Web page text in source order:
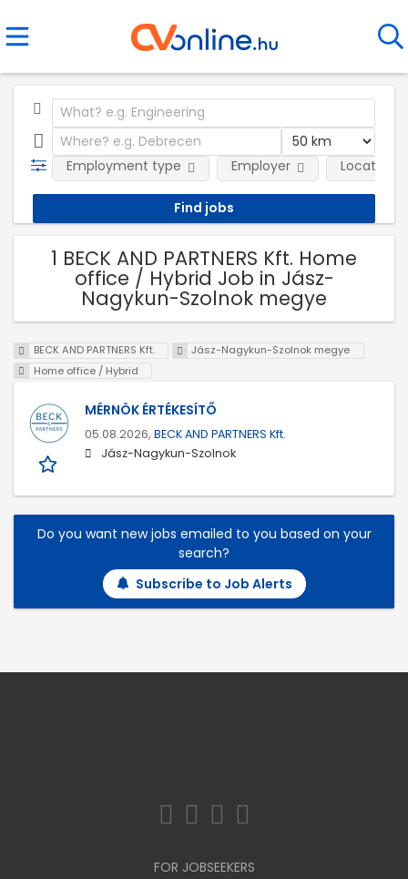
Employment type Employer Location
1 BECK AND PARTNERS Kft. Home
office / Hybrid Job in Jász-
Nagykun-Szolnok megye
BECK AND PARTNERS Kft.
Jász-Nagykun-Szolnok megye
Home office / Hybrid
MÉRNÖK ÉRTÉKESÍTŐ
05.08.2026, BECK AND PARTNERS Kft.
Jász-Nagykun-Szolnok
Do you want new jobs emailed to you based on your
search?
Subscribe to Job Alerts
FOR JOBSEEKERS